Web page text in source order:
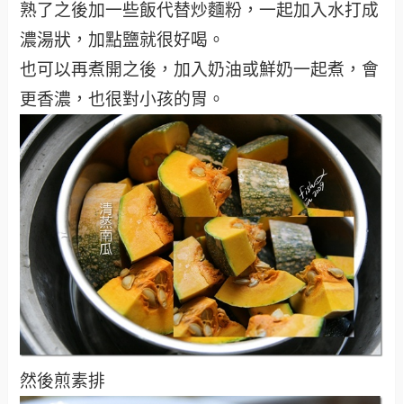
熟了之後加一些飯代替炒麵粉，一起加入水打成
濃湯狀，加點鹽就很好喝。
也可以再煮開之後，加入奶油或鮮奶一起煮，會
更香濃，也很對小孩的胃。
然後煎素排